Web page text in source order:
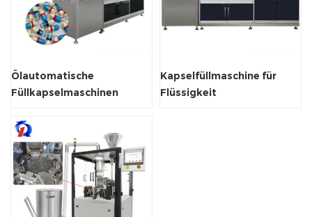
Ölautomatische
Füllkapselmaschinen
Kapselfüllmaschine für
Flüssigkeit